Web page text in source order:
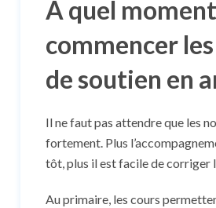
À quel
commencer
de soutien en
Il ne faut pas attendre que les
fortement. Plus
tôt, plus il est facile de corriger
Au primaire, les cours